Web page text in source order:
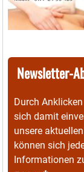
Newsletter-
Durch
sich damit
unsere
können sich
Informationen